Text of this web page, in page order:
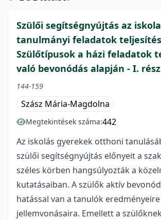
Szülői segítségnyújtás az
tanulmányi feladatok
Szülőtípusok a házi feladatok
való bevonódás alapján - I. rész
144-159
Szász Mária-Magdolna
Megtekintések száma:442
Az iskolás gyerekek otthoni
szülői segítségnyújtás előnyeit a
széles körben hangsúlyozták a
kutatásaiban. A szülők aktív
hatással van a tanulók eredményeire
jellemvonásaira. Emellett a